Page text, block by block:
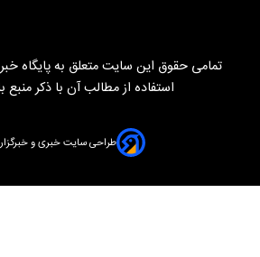
تمامی حقوق این سایت متعلق به پایگاه
استفاده از مطالب آن با ذکر منبع
طراحی سایت خبری و خبرگزاری